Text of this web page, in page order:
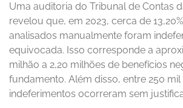
Uma auditoria do Tribunal de Contas
revelou que, em 2023, cerca de
analisados manualmente foram
equivocada. Isso corresponde a
milhão a 2,20 milhões de benefícios
fundamento. Além disso, entre 250 mil
indeferimentos ocorreram sem